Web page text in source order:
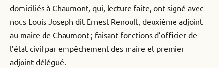
domiciliés à Chaumont, qui, lecture faite, ont signé avec
nous Louis Joseph dit Ernest Renoult, deuxième adjoint
au maire de Chaumont ; faisant fonctions d’officier de
l’état civil par empêchement des maire et premier
adjoint délégué.